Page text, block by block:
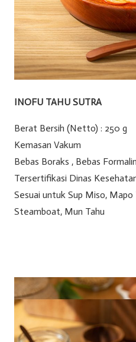
INOFU TAHU SUTRA
Berat Bersih (Netto) : 250 g
Kemasan Vakum
Bebas Boraks , Bebas Formalin
Tersertifikasi Dinas
Sesuai untuk Sup Miso, Mapo
Steamboat, Mun Tahu